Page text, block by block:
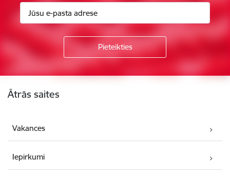
Ātrās saites
Vakances
Iepirkumi